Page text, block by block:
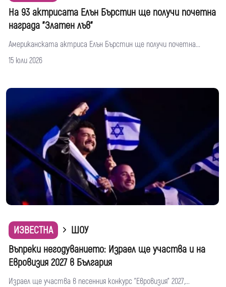
На 93 актрисата Елън Бърстин ще получи почетна
награда "Златен лъв"
Американската актриса Елън Бърстин ще получи почетна...
15 юли 2026
ИЗВЕСТНА
ШОУ
Въпреки негодуванието: Израел ще участва и на
Евровизия 2027 в България
Израел ще участва в песенния конкурс "Евровизия" 2027,...